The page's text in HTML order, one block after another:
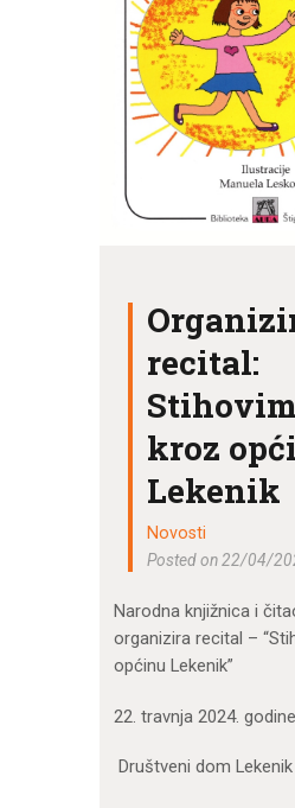
recital:
kroz
Lekenik
Novosti
Posted on 22/04/
Narodna knjižnica i
organizira recital –
općinu Lekenik”
22. travnja 2024.
Društveni dom